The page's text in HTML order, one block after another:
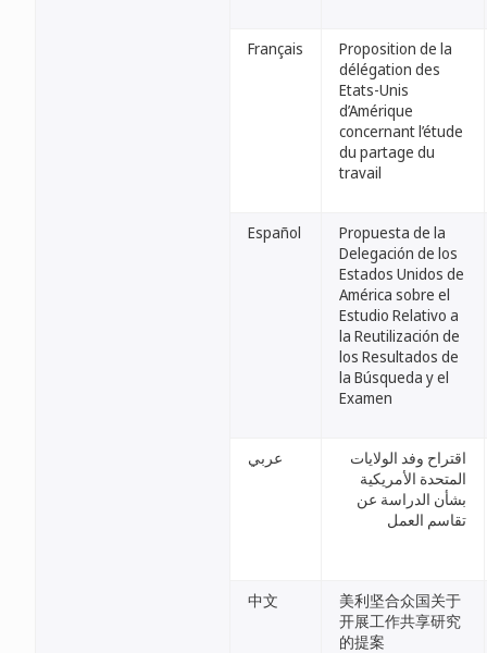
Français
Proposition de la
délégation des
Etats-Unis
d’Amérique
concernant l’étude
du partage du
travail
Español
Propuesta de la
Delegación de los
Estados Unidos de
América sobre el
Estudio Relativo a
la Reutilización de
los Resultados de
la Búsqueda y el
Examen
عربي
اقتراح وفد الولايات
المتحدة الأمريكية
بشأن الدراسة عن
تقاسم العمل
中文
美利坚合众国关于
开展工作共享研究
的提案